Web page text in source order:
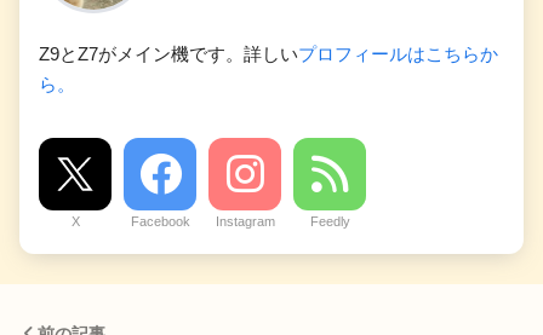
Z9とZ7がメイン機です。詳しいプロフィールはこちらか
ら。
X Facebook Instagram Feedly